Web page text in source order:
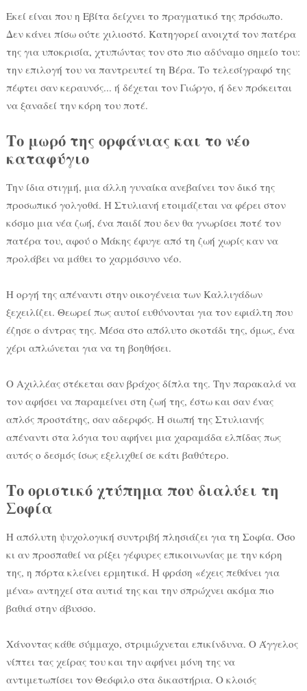
Εκεί είναι που η Εβίτα δείχνει το πραγματικό της πρόσωπο.
Δεν κάνει πίσω ούτε χιλιοστό. Κατηγορεί ανοιχτά τον πατέρα
της για υποκρισία, χτυπώντας τον στο πιο αδύναμο σημείο του:
την επιλογή του να παντρευτεί τη Βέρα. Το τελεσίγραφό της
πέφτει σαν κεραυνός... ή δέχεται τον Γιώργο, ή δεν πρόκειται
να ξαναδεί την κόρη του ποτέ.
Το μωρό της ορφάνιας και το νέο
καταφύγιο
Την ίδια στιγμή, μια άλλη γυναίκα ανεβαίνει τον δικό της
προσωπικό γολγοθά. Η Στυλιανή ετοιμάζεται να φέρει στον
κόσμο μια νέα ζωή, ένα παιδί που δεν θα γνωρίσει ποτέ τον
πατέρα του, αφού ο Μάκης έφυγε από τη ζωή χωρίς καν να
προλάβει να μάθει το χαρμόσυνο νέο.
Η οργή της απέναντι στην οικογένεια των Καλλιγάδων
ξεχειλίζει. Θεωρεί πως αυτοί ευθύνονται για τον εφιάλτη που
έζησε ο άντρας της. Μέσα στο απόλυτο σκοτάδι της, όμως, ένα
χέρι απλώνεται για να τη βοηθήσει.
Ο Αχιλλέας στέκεται σαν βράχος δίπλα της. Την παρακαλά να
τον αφήσει να παραμείνει στη ζωή της, έστω και σαν ένας
απλός προστάτης, σαν αδερφός. Η σιωπή της Στυλιανής
απέναντι στα λόγια του αφήνει μια χαραμάδα ελπίδας πως
αυτός ο δεσμός ίσως εξελιχθεί σε κάτι βαθύτερο.
Το οριστικό χτύπημα που διαλύει τη
Σοφία
Η απόλυτη ψυχολογική συντριβή πλησιάζει για τη Σοφία. Όσο
κι αν προσπαθεί να ρίξει γέφυρες επικοινωνίας με την κόρη
της, η πόρτα κλείνει ερμητικά. Η φράση «έχεις πεθάνει για
μένα» αντηχεί στα αυτιά της και την σπρώχνει ακόμα πιο
βαθιά στην άβυσσο.
Χάνοντας κάθε σύμμαχο, στριμώχνεται επικίνδυνα. Ο Άγγελος
νίπτει τας χείρας του και την αφήνει μόνη της να
αντιμετωπίσει τον Θεόφιλο στα δικαστήρια. Ο κλοιός